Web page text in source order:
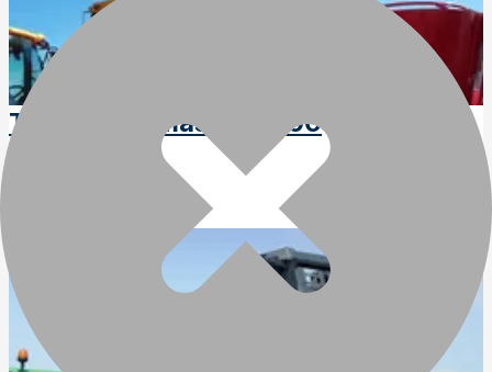
Trioliet Triomaster S200